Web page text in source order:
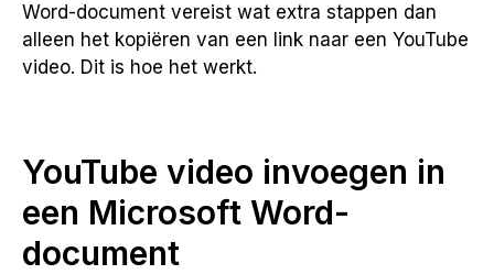
Word-document vereist wat extra stappen dan
alleen het kopiëren van een link naar een YouTube
video. Dit is hoe het werkt.
YouTube video invoegen in
een Microsoft Word-
document